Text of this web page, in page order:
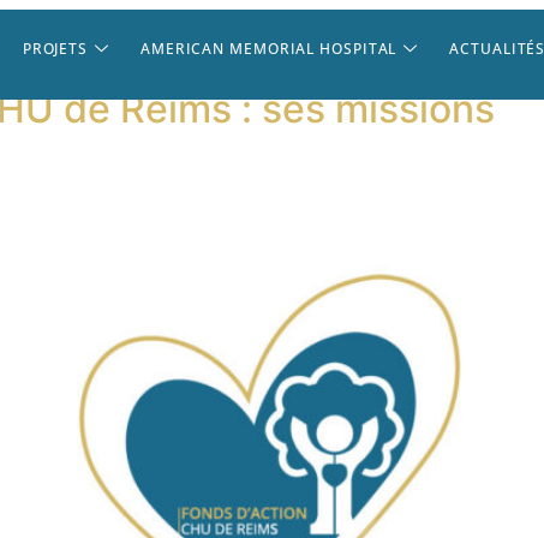
PROJETS AMERICAN MEMORIAL HOSPITAL ACTUALITÉS
de Reims : ses missions